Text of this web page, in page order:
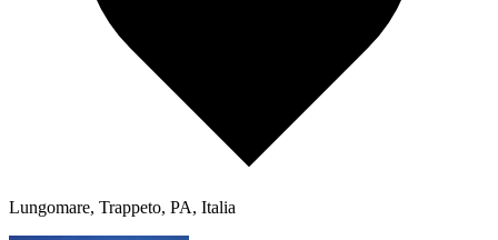
Lungomare, Trappeto, PA, Italia